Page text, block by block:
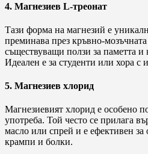
4. Магнезиев L-треонат
Тази форма на магнезий е
преминава през кръвно-
съществуващи ползи за паметта
Идеален е за студенти или хора с
5. Магнезиев хлорид
Магнезиевият хлорид е особено
употреба. Той често се прилага
масло или спрей и е ефективен за
крампи и болки.